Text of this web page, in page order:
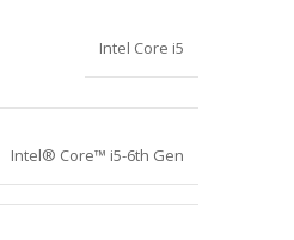
Intel Core i5
Intel® Core™ i5-6th Gen